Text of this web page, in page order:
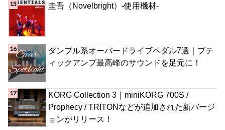
圭吾（Novelbright）-使用機材-
ダンブル系オーバードライブペダル7選｜ブテ
ィックアンプ最高峰のサウンドを足元に！
KORG Collection 3｜miniKORG 700S /
Prophecy / TRITONなどが追加された新バージ
ョンがリリース！